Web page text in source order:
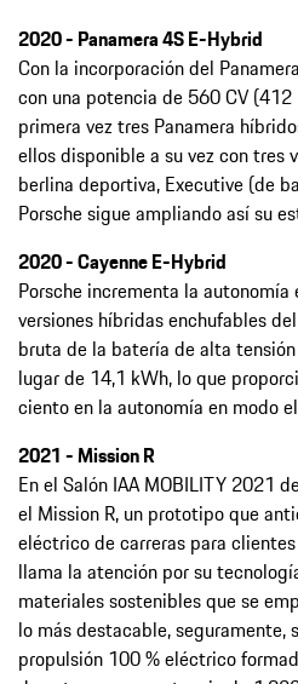
2020 - Panamera 4S E-Hybrid
Con la incorporación del
con una potencia de 560 CV
primera vez tres Panamera
ellos disponible a su vez con tres
berlina deportiva, Executive (de
Porsche sigue ampliando así su
2020 - Cayenne E-Hybrid
Porsche incrementa la
versiones híbridas enchufables
bruta de la batería de alta
lugar de 14,1 kWh, lo que
ciento en la autonomía en modo
2021 - Mission R
En el Salón IAA MOBILITY 2021
el Mission R, un prototipo que
eléctrico de carreras para
llama la atención por su
materiales sostenibles que se
lo más destacable, seguramente,
propulsión 100 % eléctrico